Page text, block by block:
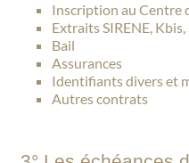
Inscription au Centre
Extraits SIRENE, Kbis,
Bail
Assurances
Identifiants divers et
Autres contrats